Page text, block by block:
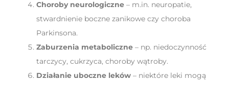
Choroby neurologiczne – m.in. neuropatie,
stwardnienie boczne zanikowe czy choroba
Parkinsona.
Zaburzenia metaboliczne – np. niedoczynność
tarczycy, cukrzyca, choroby wątroby.
Działanie uboczne leków – niektóre leki mogą